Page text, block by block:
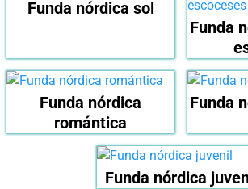
Funda nórdica sol
Funda
Funda nórdica
romántica
Funda
Funda nórdica